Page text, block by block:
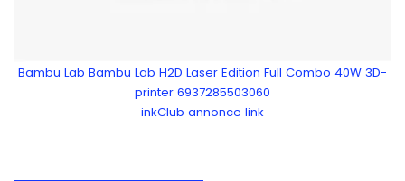
Bambu Lab Bambu Lab H2D Laser Edition Full Combo 40W 3D-
printer 6937285503060
inkClub annonce link